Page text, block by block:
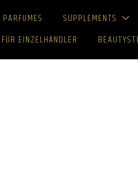
SUPPLEMENTS
FÜR EINZELHÄNDLER